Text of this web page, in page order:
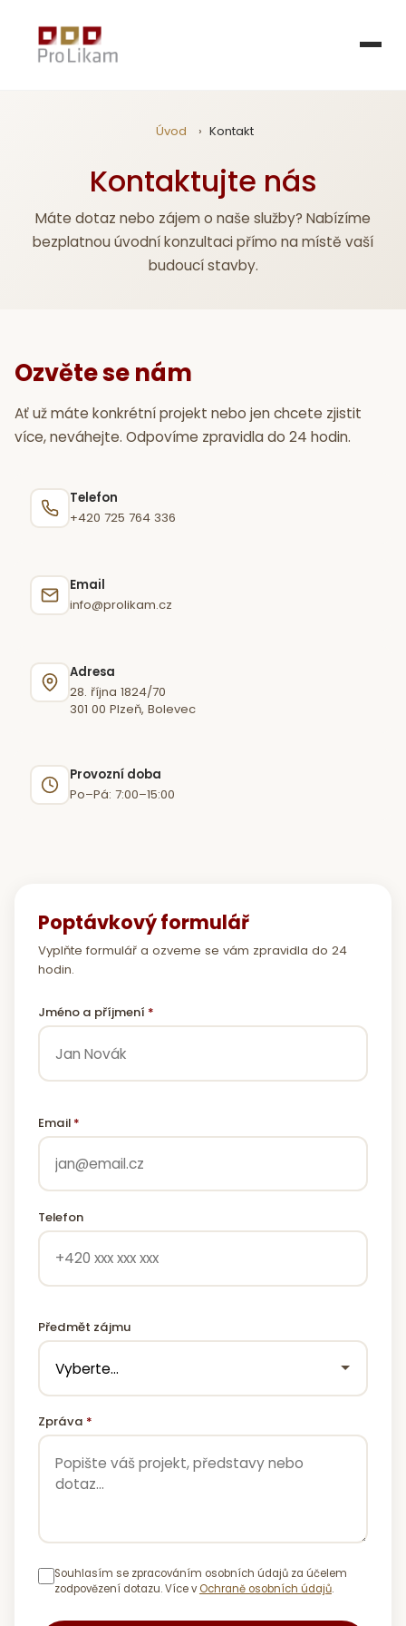
Úvod › Kontakt
Kontaktujte nás
Máte dotaz nebo zájem o naše služby? Nabízíme
bezplatnou úvodní konzultaci přímo na místě vaší
budoucí stavby.
Ozvěte se nám
Ať už máte konkrétní projekt nebo jen chcete zjistit
více, neváhejte. Odpovíme zpravidla do 24 hodin.
Telefon
+420 725 764 336
Email
info@prolikam.cz
Adresa
28. října 1824/70
301 00 Plzeň, Bolevec
Provozní doba
Po–Pá: 7:00–15:00
Poptávkový formulář
Vyplňte formulář a ozveme se vám zpravidla do 24
hodin.
Jméno a příjmení *
Email *
Telefon
Předmět zájmu
Zpráva *
Souhlasím se zpracováním osobních údajů za účelem
zodpovězení dotazu. Více vOchraně osobních údajů.